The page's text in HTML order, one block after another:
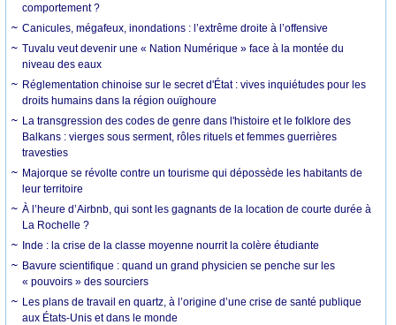
comportement ?
Canicules, mégafeux, inondations : l’extrême droite à l’offensive
Tuvalu veut devenir une « Nation Numérique » face à la montée du
niveau des eaux
Réglementation chinoise sur le secret d'État : vives inquiétudes pour les
droits humains dans la région ouïghoure
La transgression des codes de genre dans l'histoire et le folklore des
Balkans : vierges sous serment, rôles rituels et femmes guerrières
travesties
Majorque se révolte contre un tourisme qui dépossède les habitants de
leur territoire
À l’heure d’Airbnb, qui sont les gagnants de la location de courte durée à
La Rochelle ?
Inde : la crise de la classe moyenne nourrit la colère étudiante
Bavure scientifique : quand un grand physicien se penche sur les
« pouvoirs » des sourciers
Les plans de travail en quartz, à l’origine d’une crise de santé publique
aux États-Unis et dans le monde